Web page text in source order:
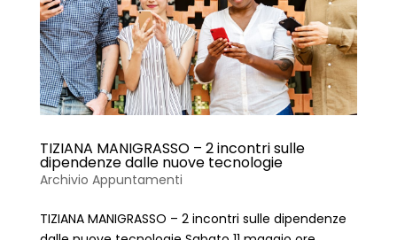
TIZIANA MANIGRASSO – 2 incontri sulle
dipendenze dalle nuove tecnologie
Archivio Appuntamenti
TIZIANA MANIGRASSO – 2 incontri sulle dipendenze